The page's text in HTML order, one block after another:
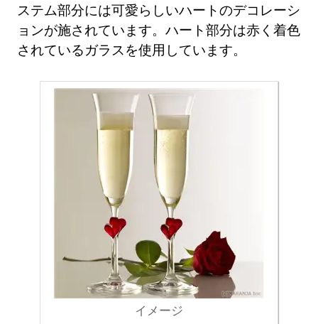
ステム部分には可愛らしいハートのデコレーシ
ョンが施されています。ハート部分は赤く着色
されているガラスを使用しています。
イメージ